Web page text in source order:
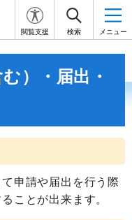
閲覧支援 検索 メニュー
）・届出・
申請や届出を行う際
ことが出来ます。